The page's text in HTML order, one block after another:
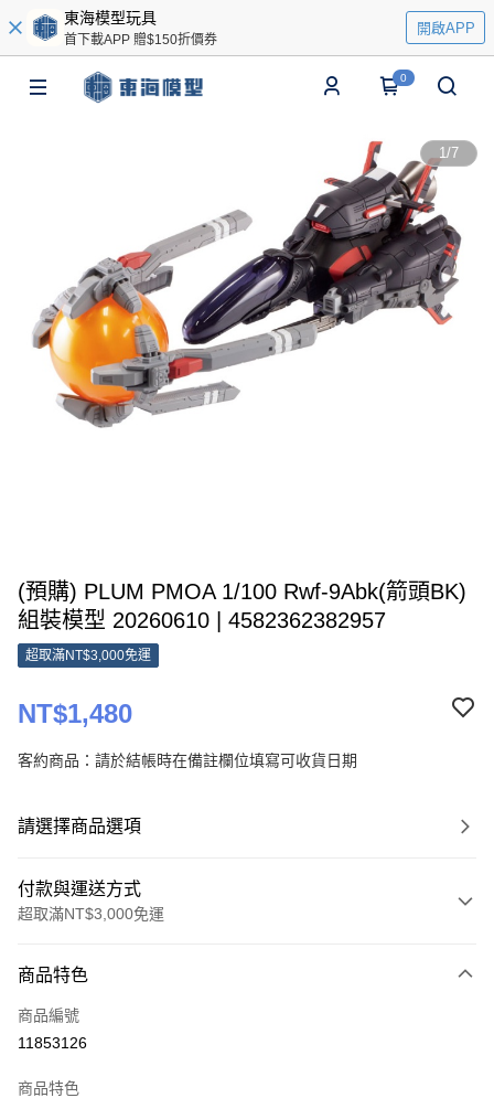
東海模型玩具
首下載APP 贈$150折價券
開啟APP
0
1/7
(預購) PLUM PMOA 1/100 Rwf-9Abk(箭頭BK)
組裝模型 20260610 | 4582362382957
超取滿NT$3,000免運
NT$1,480
客約商品：請於結帳時在備註欄位填寫可收貨日期
請選擇商品選項
付款與運送方式
超取滿NT$3,000免運
信用卡一次付款
超商取貨付款
商品特色
商品編號
11853126
商品特色